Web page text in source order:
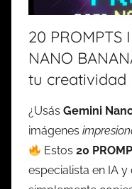
20 PROMPTS
NANO
tu creatividad
¿Usás Gemini
imágenes
Estos20
especialista en IA